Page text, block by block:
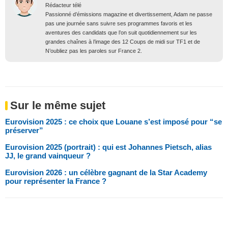
Rédacteur télé
Passionné d’émissions magazine et divertissement, Adam ne passe
pas une journée sans suivre ses programmes favoris et les
aventures des candidats que l’on suit quotidiennement sur les
grandes chaînes à l’image des 12 Coups de midi sur TF1 et de
N’oubliez pas les paroles sur France 2.
Sur le même sujet
Eurovision 2025 : ce choix que Louane s’est imposé pour “se
préserver”
Eurovision 2025 (portrait) : qui est Johannes Pietsch, alias
JJ, le grand vainqueur ?
Eurovision 2026 : un célèbre gagnant de la Star Academy
pour représenter la France ?